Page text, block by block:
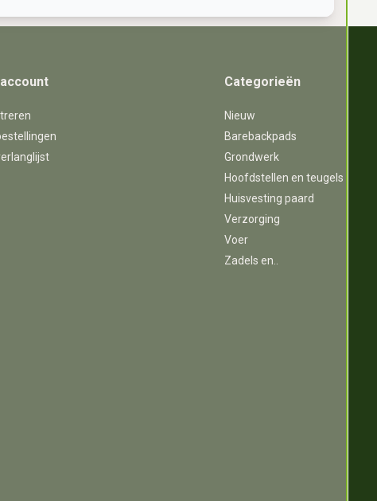
Categorieën
Nieuw
Barebackpads
Grondwerk
Hoofdstellen en teugels
Huisvesting paard
Verzorging
Voer
Zadels en..